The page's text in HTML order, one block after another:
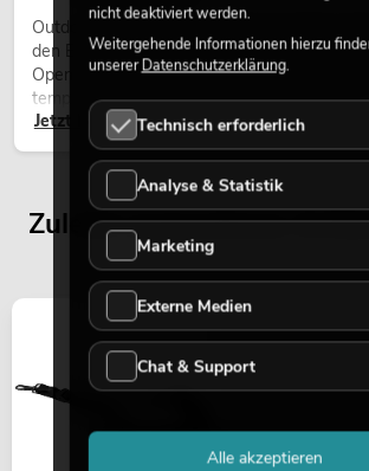
Outdoor Moving-Heads sind bewegliche
den Einsatz im Freien. Sie werden bei
Open-Air-Konzerten,
temporären Außeninstallationen eingesetzt.
Jetzt lesen
Zuletzt angesehene
nicht deaktiviert werden.
Weitergehende Informationen hierzu
unsererDatenschutzerklärung.
Technisch erforderlich
Analyse & Statistik
Marketing
Externe Medien
Chat & Support
Alle akzeptieren